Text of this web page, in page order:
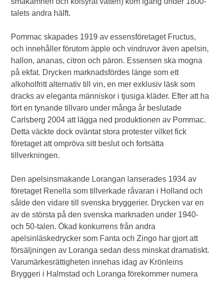
talets andra hälft.
Pommac skapades 1919 av essensföretaget Fructus,
och innehåller förutom äpple och vindruvor även apelsin,
hallon, ananas, citron och päron. Essensen ska mogna
på ekfat. Drycken marknadsfördes länge som ett
alkoholfritt alternativ till vin, en mer exklusiv läsk som
dracks av eleganta människor i tjusiga kläder. Efter att ha
fört en tynande tillvaro under många år beslutade
Carlsberg 2004 att lägga ned produktionen av Pommac.
Detta väckte dock oväntat stora protester vilket fick
företaget att ompröva sitt beslut och fortsätta
tillverkningen.
Den apelsinsmakande Lorangan lanserades 1934 av
företaget Renella som tillverkade råvaran i Holland och
sålde den vidare till svenska bryggerier. Drycken var en
av de största på den svenska marknaden under 1940-
och 50-talen. Ökad konkurrens från andra
apelsinläskedrycker som Fanta och Zingo har gjort att
försäljningen av Loranga sedan dess minskat dramatiskt.
Varumärkesrättigheten innehas idag av Krönleins
Bryggeri i Halmstad och Loranga förekommer numera